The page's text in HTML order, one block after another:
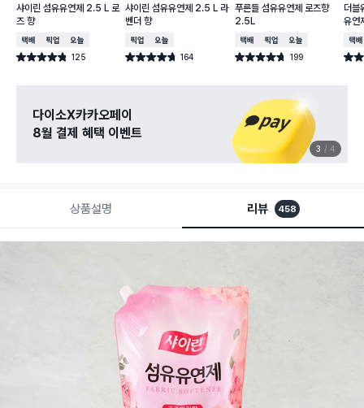
샤이린 섬유유연제 2.5 L 로
즈 향
택배배송매장픽업오늘배송
별점 4.8점 125
건 작성
샤이린 섬유유연제 2.5 L 라
벤더 향
매장픽업오늘배송
별점 4.7점 164
건 작성
푸른들 섬유유연제 로즈향
2.5L
택배배송매장픽업오늘배송
별점 4.7점 199
건 작성
더블
유연
썸 향
택배
별점
다이소X카카오페이
8월 결제 혜택 이벤트
3 4
상품설명 리뷰 458